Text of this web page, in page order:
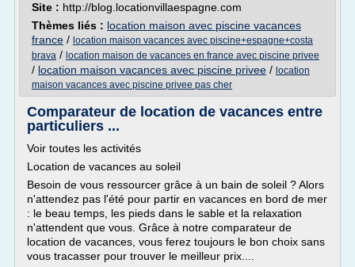
Site : http://blog.locationvillaespagne.com
Thèmes liés : location maison avec piscine vacances
france / location maison vacances avec piscine+espagne+costa
brava / location maison de vacances en france avec piscine privee
/ location maison vacances avec piscine privee / location
maison vacances avec piscine privee pas cher
Comparateur de location de vacances entre
particuliers ...
Voir toutes les activités
Location de vacances au soleil
Besoin de vous ressourcer grâce à un bain de soleil ? Alors
n'attendez pas l'été pour partir en vacances en bord de mer
: le beau temps, les pieds dans le sable et la relaxation
n'attendent que vous. Grâce à notre comparateur de
location de vacances, vous ferez toujours le bon choix sans
vous tracasser pour trouver le meilleur prix....